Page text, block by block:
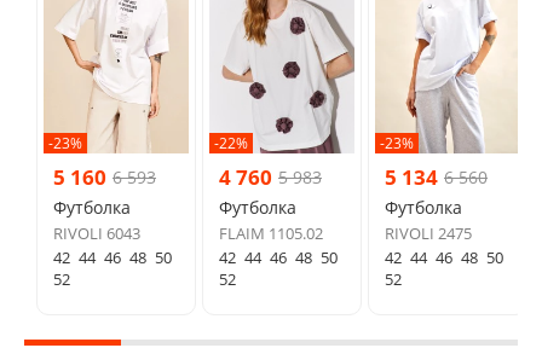
-23%
5 160 6 593
Футболка
RIVOLI 6043
42 44 46 48 50
52
-22%
4 760 5 983
Футболка
FLAIM 1105.02
42 44 46 48 50
52
-23%
5 134 6 560
Футболка
RIVOLI 2475
42 44 46 48 50
52